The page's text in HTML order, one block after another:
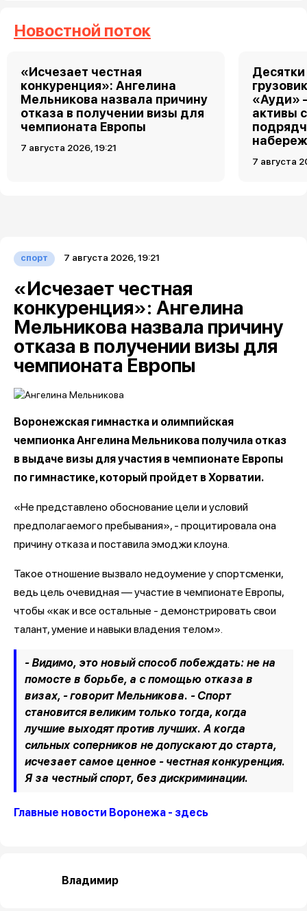
Новостной поток
«Исчезает честная
конкуренция»: Ангелина
Мельникова назвала причину
отказа в получении визы для
чемпионата Европы
7 августа 2026, 19:21
«Ауди»
активы
7 августа
спорт 7 августа 2026, 19:21
«Исчезает честная
конкуренция»: Ангелина
Мельникова назвала причину
отказа в получении визы для
чемпионата Европы
Воронежская гимнастка и олимпийская
чемпионка Ангелина Мельникова получила отказ
в выдаче визы для участия в чемпионате Европы
по гимнастике, который пройдет в Хорватии.
«Не представлено обоснование цели и условий
предполагаемого пребывания», - процитировала она
причину отказа и поставила эмоджи клоуна.
Такое отношение вызвало недоумение у спортсменки,
ведь цель очевидная — участие в чемпионате Европы,
чтобы «как и все остальные - демонстрировать свои
талант, умение и навыки владения телом».
- Видимо, это новый способ побеждать: не на
помосте в борьбе, а с помощью отказа в
визах, - говорит Мельникова. - Спорт
становится великим только тогда, когда
лучшие выходят против лучших. А когда
сильных соперников не допускают до старта,
исчезает самое ценное - честная конкуренция.
Я за честный спорт, без дискриминации.
Главные новости Воронежа - здесь
Владимир